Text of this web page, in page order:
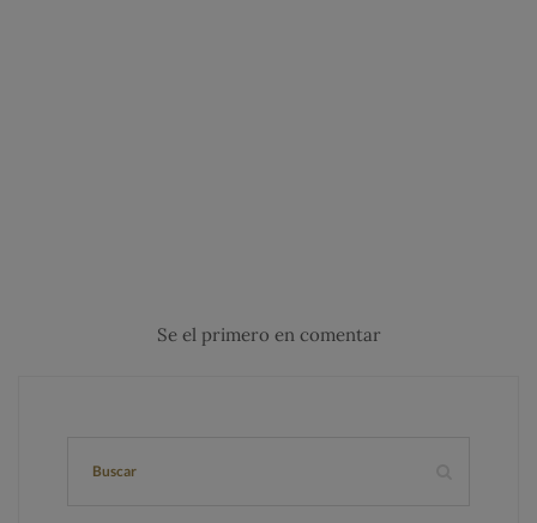
Se el primero en comentar